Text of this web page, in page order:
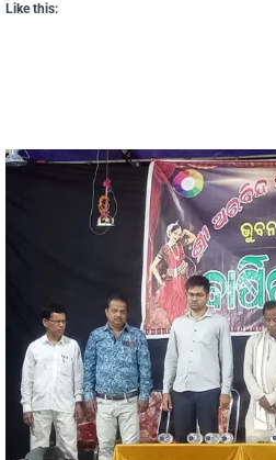
Like this: